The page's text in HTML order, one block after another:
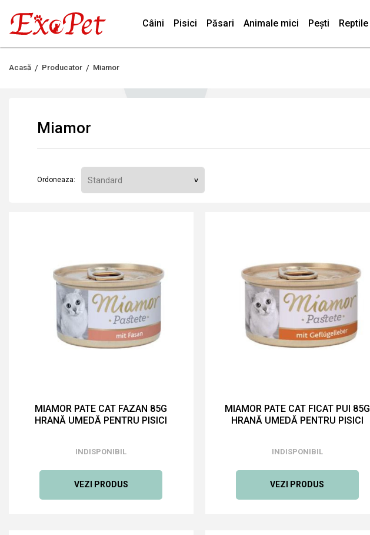
Câini Pisici Păsari Animale mici Pești Reptile
Acasă Producator Miamor
Miamor
Ordoneaza:
MIAMOR PATE CAT FAZAN 85G
HRANĂ UMEDĂ PENTRU PISICI
INDISPONIBIL
VEZI PRODUS
MIAMOR PATE CAT FICAT PUI 85G
HRANĂ UMEDĂ PENTRU PISICI
INDISPONIBIL
VEZI PRODUS